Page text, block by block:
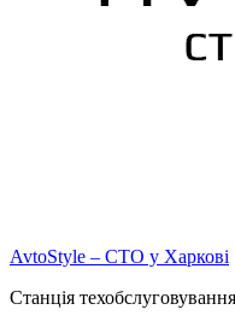
AvtoStyle – СТО у Харкові
Станція